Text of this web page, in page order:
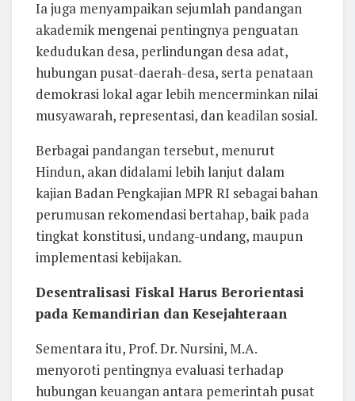
Ia juga menyampaikan sejumlah pandangan
akademik mengenai pentingnya penguatan
kedudukan desa, perlindungan desa adat,
hubungan pusat-daerah-desa, serta penataan
demokrasi lokal agar lebih mencerminkan nilai
musyawarah, representasi, dan keadilan sosial.
Berbagai pandangan tersebut, menurut
Hindun, akan didalami lebih lanjut dalam
kajian Badan Pengkajian MPR RI sebagai bahan
perumusan rekomendasi bertahap, baik pada
tingkat konstitusi, undang-undang, maupun
implementasi kebijakan.
Desentralisasi Fiskal Harus Berorientasi
pada Kemandirian dan Kesejahteraan
Sementara itu, Prof. Dr. Nursini, M.A.
menyoroti pentingnya evaluasi terhadap
hubungan keuangan antara pemerintah pusat